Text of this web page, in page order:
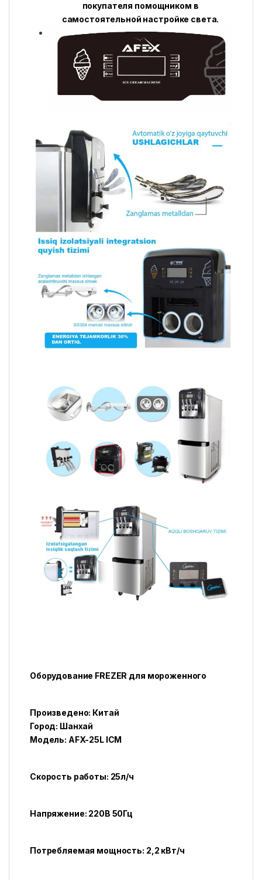
покупателя помощником в
самостоятельной настройке света.
Оборудование FREZER для мороженного
Произведено: Китай
Город: Шанхай
Модель: AFX-25L ICM
Скорость работы: 25л/ч
Напряжение: 220В 50Гц
Потребляемая мощность: 2,2 кВт/ч